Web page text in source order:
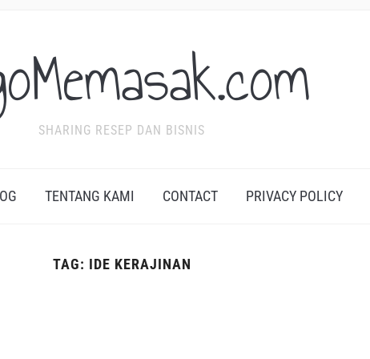
SHARING RESEP DAN BISNIS
TENTANG KAMI CONTACT PRIVACY POLICY
TAG: IDE KERAJINAN